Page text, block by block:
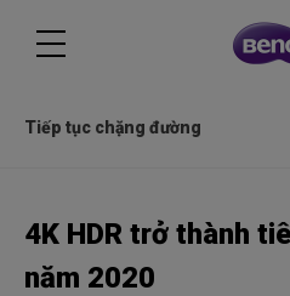
Tiếp tục chặng đường
Thời đại mới cho màn hình Gaming
4K HDR trở thành
năm 2020